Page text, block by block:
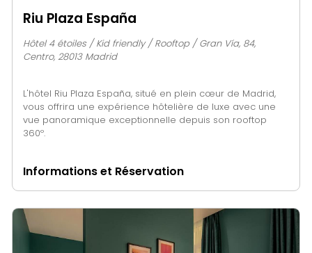
Riu Plaza España
Hôtel 4 étoiles / Kid friendly / Rooftop / Gran Vía, 84,
Centro, 28013 Madrid
L'hôtel Riu Plaza España, situé en plein cœur de Madrid,
vous offrira une expérience hôtelière de luxe avec une
vue panoramique exceptionnelle depuis son rooftop
360º.
Informations et Réservation